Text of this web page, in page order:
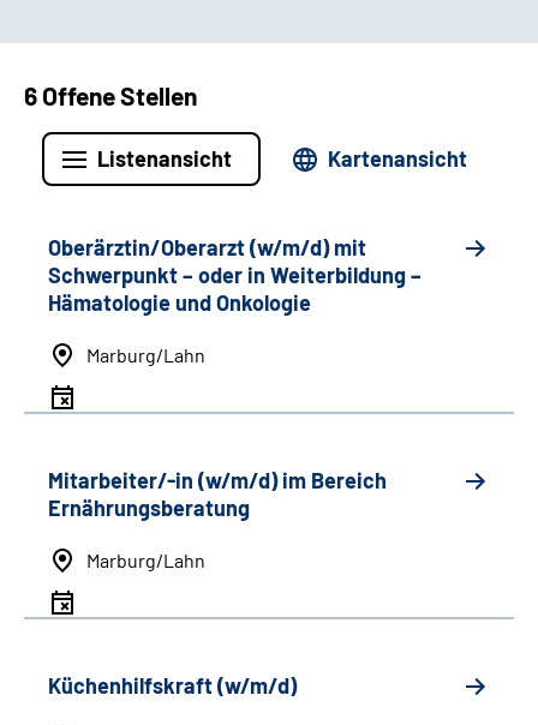
6 Offene Stellen
Listenansicht Kartenansicht
Oberärztin/Oberarzt (w/m/d) mit
Schwerpunkt– oder in Weiterbildung–
Hämatologie und Onkologie
Marburg/Lahn
Mitarbeiter/-in (w/m/d) im Bereich
Ernährungsberatung
Marburg/Lahn
Küchenhilfskraft (w/m/d)